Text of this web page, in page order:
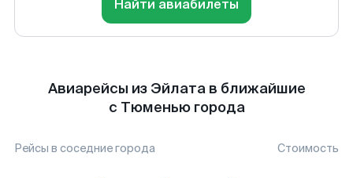
Найти авиабилеты
Авиарейсы из Эйлата в ближайшие
с Тюменью города
Рейсы в соседние города Стоимость